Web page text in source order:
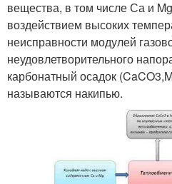
вещества, в том числе Са и
воздействием высоких
неисправности модулей
неудовлетворительного
карбонатный осадок
называются накипью.